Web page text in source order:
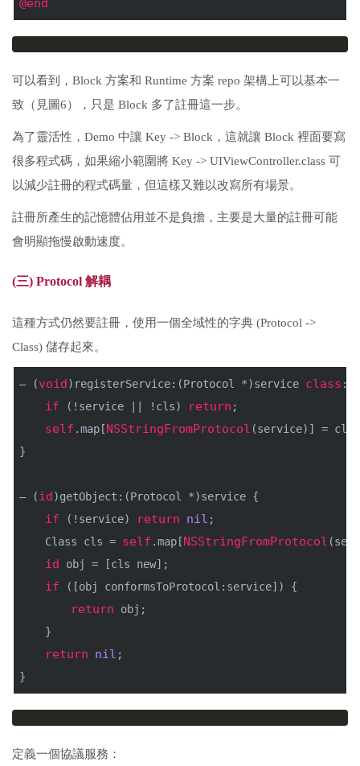
@end
可以看到，Block 方案和 Runtime 方案 repo 架構上可以基本一
致（見圖6），只是 Block 多了註冊這一步。
為了靈活性，Demo 中讓 Key -> Block，這就讓 Block 裡面要寫
很多程式碼，如果縮小範圍將 Key -> UIViewController.class 可
以減少註冊的程式碼量，但這樣又難以改寫所有場景。
註冊所產生的記憶體佔用並不是負擔，主要是大量的註冊可能
會明顯拖慢啟動速度。
(三) Protocol 解耦
這種方式仍然要註冊，使用一個全域性的字典 (Protocol ->
Class) 儲存起來。
– (void)registerService:(Protocol *)service class
if (!service || !cls) return ;
self .map[NSStringFromProtocol (service)] = cls;
}
– (id)getObject:(Protocol *)service {
if (!service) return nil ;
Class cls = self .map[NSStringFromProtocol
id obj = [cls new];
if ([obj conformsToProtocol:service]) {
return obj;
}
return nil ;
}
定義一個協議服務：